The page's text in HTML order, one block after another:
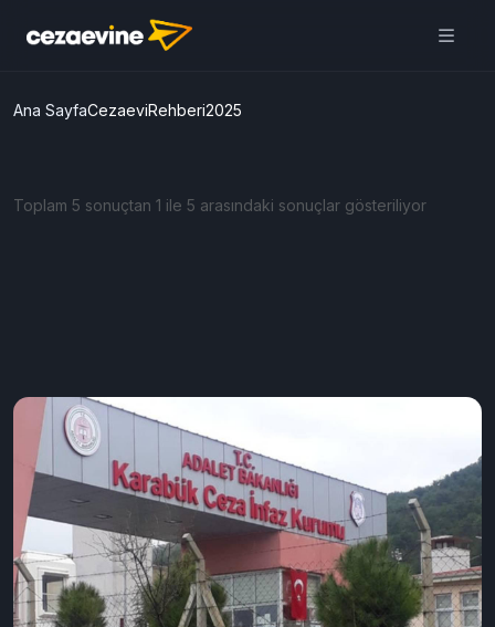
Cezaevine Mektup | Online
Mektup Yazdır ve Cezaevine
Ana Sayfa CezaeviRehberi2025